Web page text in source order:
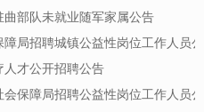
部队未就业随军家属公告
局招聘城镇公益性岗位工作人员
才公开招聘公告
保障局招聘公益性岗位工作人员